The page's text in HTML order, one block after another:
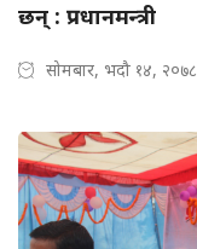
छन् : प्रधानमन्त्री
सोमबार, भदौ १४, २०७८